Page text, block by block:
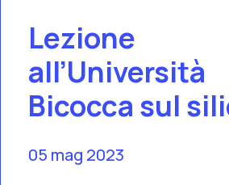
Lezione
all’Università
Bicocca sul
05 mag 2023